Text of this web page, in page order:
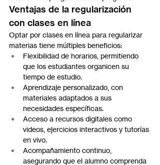
Ventajas de la regularización
con clases en línea
Optar por clases en línea para regularizar
materias tiene múltiples beneficios:
Flexibilidad de horarios, permitiendo
que los estudiantes organicen su
tiempo de estudio.
Aprendizaje personalizado, con
materiales adaptados a sus
necesidades específicas.
Acceso a recursos digitales como
videos, ejercicios interactivos y tutorías
en vivo.
Acompañamiento continuo,
asegurando que el alumno comprenda